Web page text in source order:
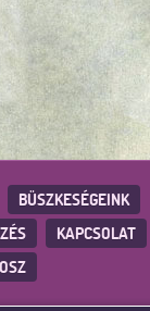
BÜSZKESÉGEINK
KAPCSOLAT